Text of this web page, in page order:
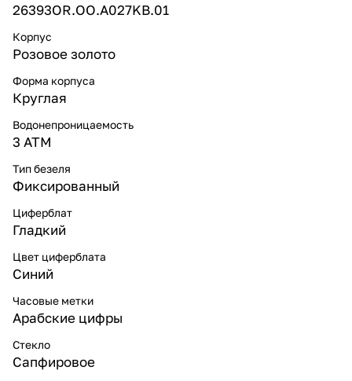
26393OR.OO.A027KB.01
Корпус
Розовое золото
Форма корпуса
Круглая
Водонепроницаемость
3 ATM
Тип безеля
Фиксированный
Циферблат
Гладкий
Цвет циферблата
Синий
Часовые метки
Арабские цифры
Стекло
Сапфировое